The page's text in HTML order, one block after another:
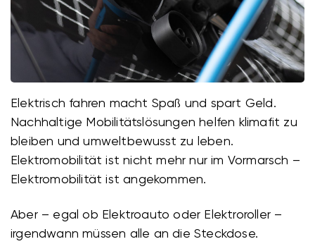
Elektrisch fahren macht Spaß und spart Geld.
Nachhaltige Mobilitätslösungen helfen klimafit zu
bleiben und umweltbewusst zu leben.
Elektromobilität ist nicht mehr nur im Vormarsch –
Elektromobilität ist angekommen.
Aber – egal ob Elektroauto oder Elektroroller –
irgendwann müssen alle an die Steckdose.